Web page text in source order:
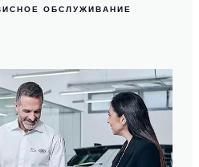
ОБСЛУЖИВАНИЕ